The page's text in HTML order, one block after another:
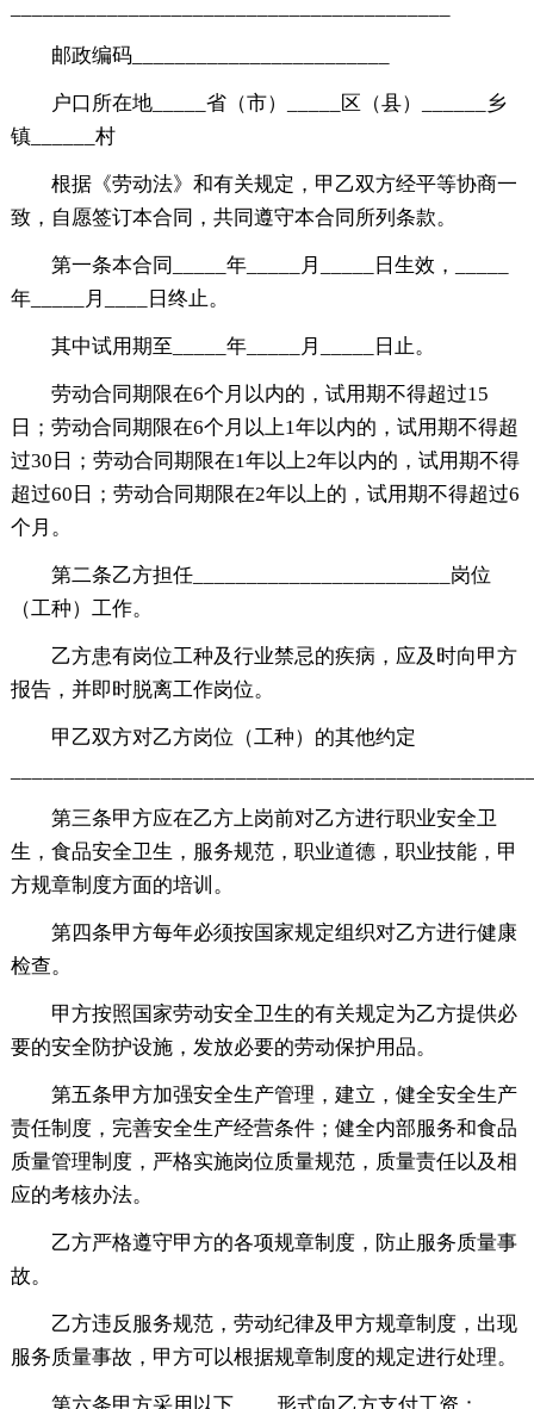
邮政编码________________________
户口所在地_____省（市）_____区（县）______乡
镇______村
根据《劳动法》和有关规定，甲乙双方经平等协商一
致，自愿签订本合同，共同遵守本合同所列条款。
第一条本合同_____年_____月_____日生效，_____
年_____月____日终止。
其中试用期至_____年_____月_____日止。
劳动合同期限在6个月以内的，试用期不得超过15
日；劳动合同期限在6个月以上1年以内的，试用期不得超
过30日；劳动合同期限在1年以上2年以内的，试用期不得
超过60日；劳动合同期限在2年以上的，试用期不得超过6
个月。
第二条乙方担任________________________岗位
（工种）工作。
乙方患有岗位工种及行业禁忌的疾病，应及时向甲方
报告，并即时脱离工作岗位。
甲乙双方对乙方岗位（工种）的其他约定
第三条甲方应在乙方上岗前对乙方进行职业安全卫
生，食品安全卫生，服务规范，职业道德，职业技能，甲
方规章制度方面的培训。
第四条甲方每年必须按国家规定组织对乙方进行健康
检查。
甲方按照国家劳动安全卫生的有关规定为乙方提供必
要的安全防护设施，发放必要的劳动保护用品。
第五条甲方加强安全生产管理，建立，健全安全生产
责任制度，完善安全生产经营条件；健全内部服务和食品
质量管理制度，严格实施岗位质量规范，质量责任以及相
应的考核办法。
乙方严格遵守甲方的各项规章制度，防止服务质量事
故。
乙方违反服务规范，劳动纪律及甲方规章制度，出现
服务质量事故，甲方可以根据规章制度的规定进行处理。